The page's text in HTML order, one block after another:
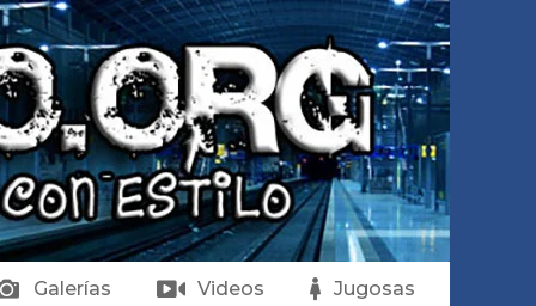
Galerías Videos Jugosas